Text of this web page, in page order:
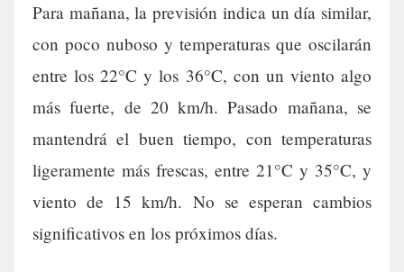
Para mañana, la previsión indica un día similar,
con poco nuboso y temperaturas que oscilarán
entre los 22°C y los 36°C, con un viento algo
más fuerte, de 20 km/h. Pasado mañana, se
mantendrá el buen tiempo, con temperaturas
ligeramente más frescas, entre 21°C y 35°C, y
viento de 15 km/h. No se esperan cambios
significativos en los próximos días.